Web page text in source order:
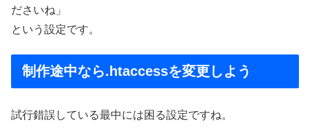
ださいね」
という設定です。
制作途中なら.htaccessを変更しよう
試行錯誤している最中には困る設定ですね。